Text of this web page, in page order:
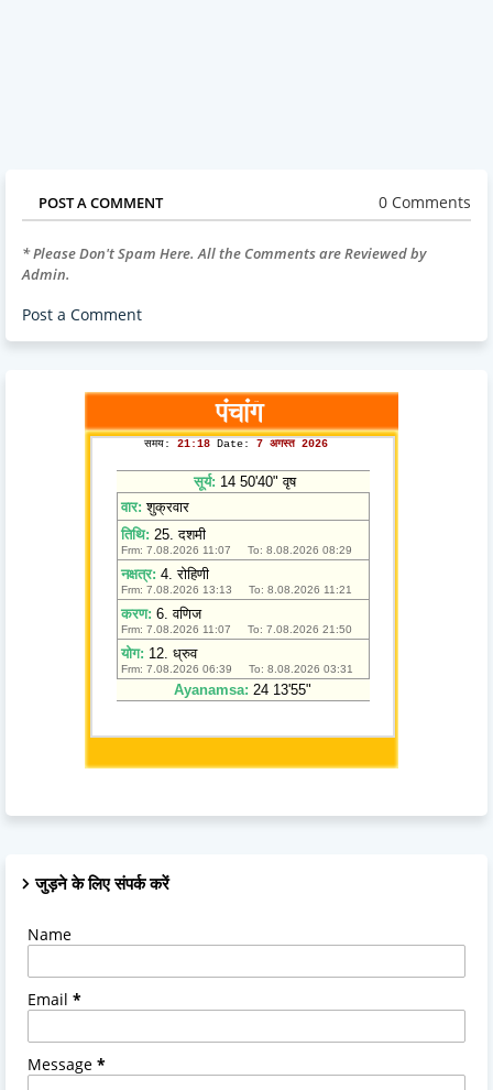
POST A COMMENT 0 Comments
* Please Don't Spam Here. All the Comments are Reviewed by
Admin.
Post a Comment
जुड़ने के लिए संपर्क करें
Name
Email *
Message *